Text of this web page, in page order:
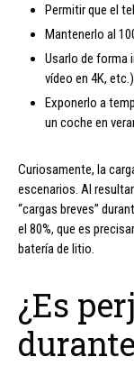
Permitir que el
Mantenerlo al
Usarlo de forma
vídeo en 4K,
Exponerlo a
un coche en
Curiosamente, la
escenarios. Al
“cargas breves”
el 80%, que es
batería de litio.
¿Es